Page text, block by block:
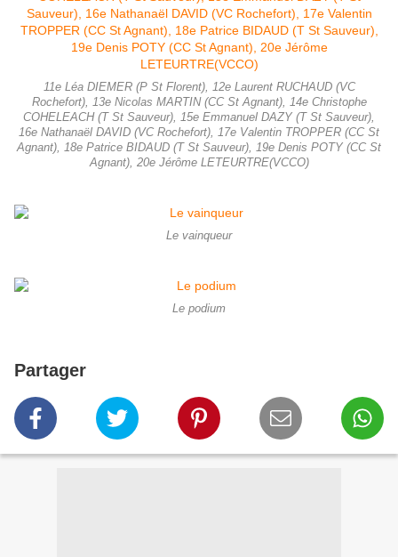
11e Léa DIEMER (P St Florent), 12e Laurent RUCHAUD (VC
Rochefort), 13e Nicolas MARTIN (CC St Agnant), 14e Christophe
COHELEACH (T St Sauveur), 15e Emmanuel DAZY (T St Sauveur),
16e Nathanaël DAVID (VC Rochefort), 17e Valentin TROPPER (CC St
Agnant), 18e Patrice BIDAUD (T St Sauveur), 19e Denis POTY (CC St
Agnant), 20e Jérôme LETEURTRE(VCCO)
Le vainqueur
Le podium
Partager